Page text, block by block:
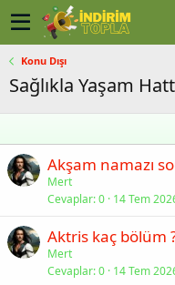
Konu Dışı
Sağlıkla Yaşam
Akşam namazı
Mert
Cevaplar 0 14 Tem
Aktris kaç bölüm
Mert
Cevaplar 0 14 Tem